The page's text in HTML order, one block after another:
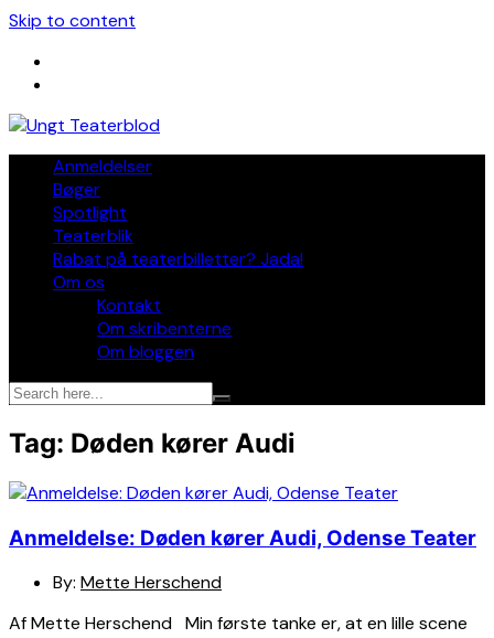
Skip to content
Anmeldelser
Bøger
Spotlight
Teaterblik
Rabat på teaterbilletter? Jada!
Om os
Kontakt
Om skribenterne
Om bloggen
Tag: Døden kører Audi
Anmeldelse: Døden kører Audi, Odense Teater
By: Mette Herschend
Af Mette Herschend Min første tanke er, at en lille scene